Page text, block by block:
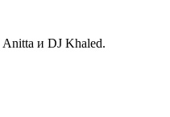
Anitta и DJ Khaled.